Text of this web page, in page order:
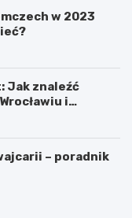
w 2023
Jak znaleźć
i
– poradnik